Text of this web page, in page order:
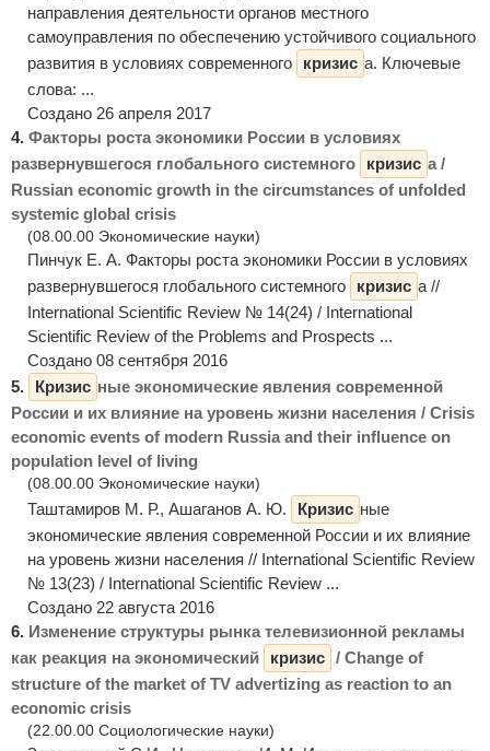
направления деятельности органов местного
самоуправления по обеспечению устойчивого социального
развития в условиях современного
кризис а. Ключевые
слова: ...
Создано 26 апреля 2017
4. Факторы роста экономики России в условиях
развернувшегося глобального системного
кризис а /
Russian economic growth in the circumstances of unfolded
systemic global crisis
(08.00.00 Экономические науки)
Пинчук Е. А. Факторы роста экономики России в условиях
развернувшегося глобального системного
кризис а //
International Scientific Review № 14(24) / International
Scientific Review of the Problems and Prospects ...
Создано 08 сентября 2016
5.
Кризис ные экономические явления современной
России и их влияние на уровень жизни населения / Crisis
economic events of modern Russia and their influence on
population level of living
(08.00.00 Экономические науки)
Таштамиров М. Р., Ашаганов А. Ю. Кризис ные
экономические явления современной России и их влияние
на уровень жизни населения // International Scientific Review
№ 13(23) / International Scientific Review ...
Создано 22 августа 2016
6. Изменение структуры рынка телевизионной рекламы
как реакция на экономический
кризис / Сhange of
structure of the market of TV advertizing as reaction to an
economic crisis
(22.00.00 Социологические науки)